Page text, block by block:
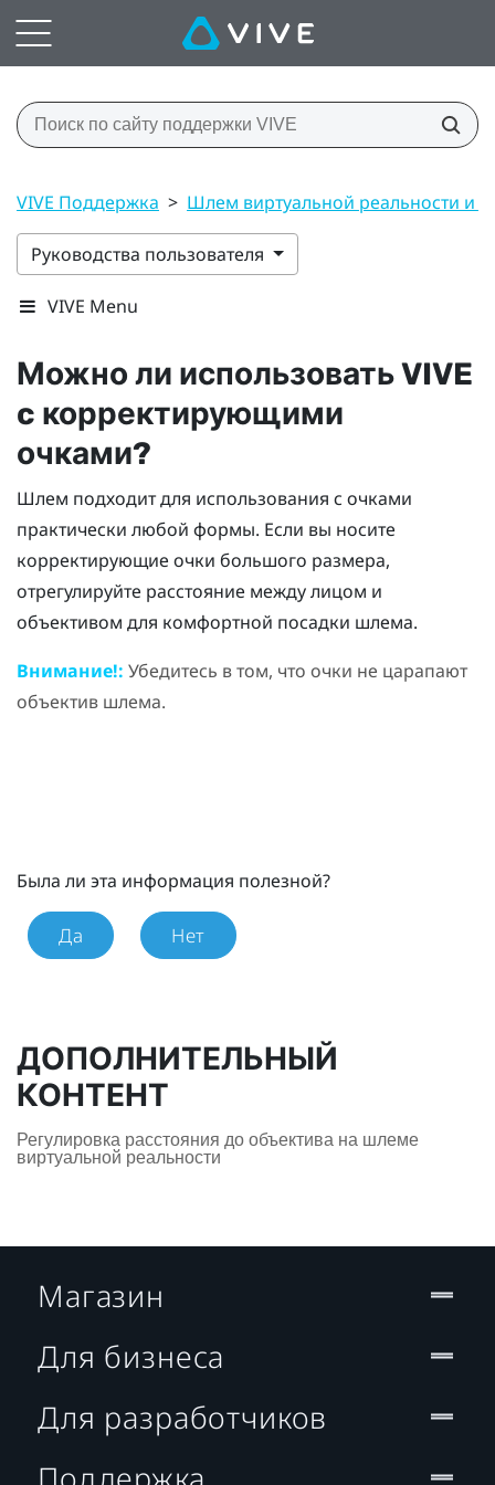
VIVE Поддержка > Шлем виртуальной реальности и
Руководства пользователя
VIVE Menu
Можно ли использоватьVIVE
c корректирующими
очками?
Шлем подходит для использования с очками
практически любой формы. Если вы носите
корректирующие очки большого размера,
отрегулируйте расстояние между лицом и
объективом для комфортной посадки шлема.
Внимание!: Убедитесь в том, что очки не царапают
объектив шлема.
Была ли эта информация полезной?
Да Нет
ДОПОЛНИТЕЛЬНЫЙ
КОНТЕНТ
Регулировка расстояния до объектива на шлеме
виртуальной реальности
Магазин
Для бизнеса
Для разработчиков